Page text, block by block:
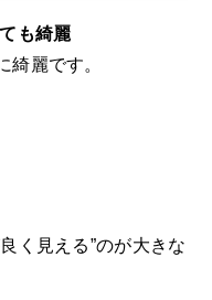
も綺麗
綺麗です。
く見える”のが大きな